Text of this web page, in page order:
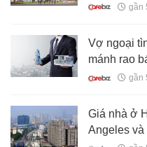
gần
Vợ ngoại
mánh rao
gần
Giá nhà ở
Angeles